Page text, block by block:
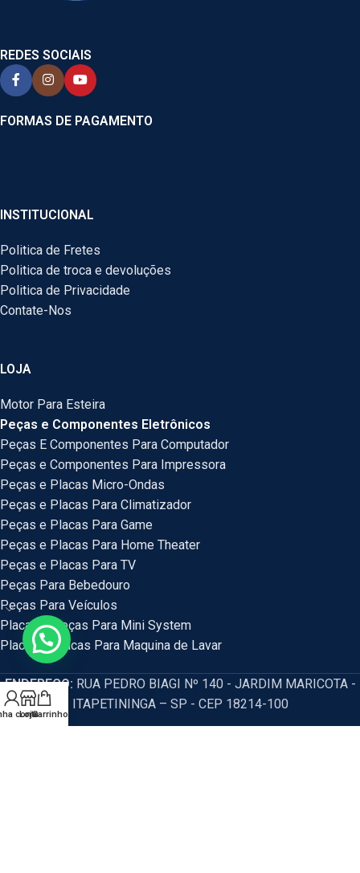
REDES SOCIAIS
FORMAS DE PAGAMENTO
INSTITUCIONAL
Politica de Fretes
Politica de troca e devoluções
Politica de Privacidade
Contate-Nos
LOJA
Motor Para Esteira
Peças e Componentes Eletrônicos
Peças E Componentes Para Computador
Peças e Componentes Para Impressora
Peças e Placas Micro-Ondas
Peças e Placas Para Climatizador
Peças e Placas Para Game
Peças e Placas Para Home Theater
Peças e Placas Para TV
Peças Para Bebedouro
Peças Para Veículos
Placas e Peças Para Mini System
Placas e Placas Para Maquina de Lavar
ENDEREÇO: RUA PEDRO BIAGI Nº 140 - JARDIM MARICOTA -
ITAPETININGA – SP - CEP 18214-100
conta
LojaCarrinho